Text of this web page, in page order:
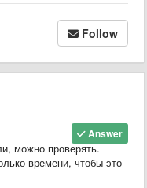
Follow
Answer
можно проверять.
времени, чтобы это